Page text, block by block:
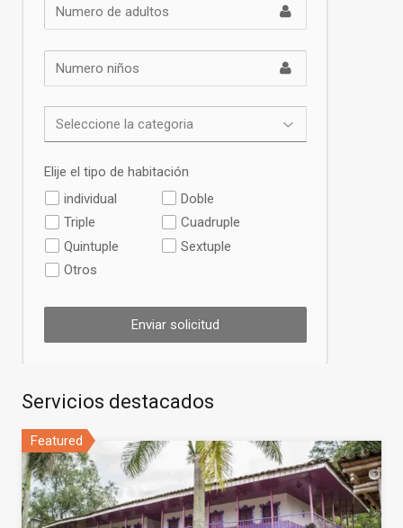
Elije el tipo de habitación
individual
Doble
Triple
Cuadruple
Quintuple
Sextuple
Otros
Enviar solicitud
Servicios destacados
Featured